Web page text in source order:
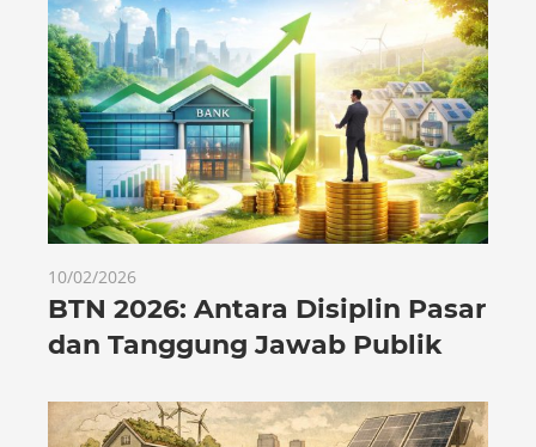
10/02/2026
BTN 2026: Antara Disiplin Pasar
dan Tanggung Jawab Publik